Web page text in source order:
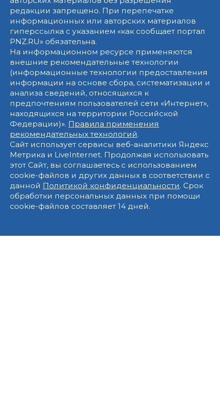
редакции запрещено. При перепечатке
информационных или авторских материалов
гиперссылка с указанием «как сообщает портал
PNZ.RU» обязательна.
На информационном ресурсе применяются
внешние рекомендательные технологии
(информационные технологии предоставления
информации на основе сбора, систематизации и
анализа сведений, относящихся к
предпочтениям пользователей сети «Интернет»,
находящихся на территории Российской
Федерации)». Правила применения
рекомендательных технологий.
Сайт использует сервисы веб-аналитики Яндекс
Метрика и LiveInternet. Продолжая использовать
этот Сайт, вы соглашаетесь с использованием
cookie-файлов и других данных в соответствии с
данной Политикой конфиденциальности. Срок
обработки персональных данных при помощи
cookie-файлов составляет 14 дней.